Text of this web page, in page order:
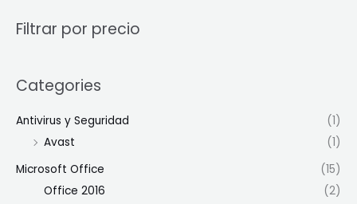
Filtrar por precio
Categories
Antivirus y Seguridad
(1)
Avast
(1)
Microsoft Office
(15)
Office 2016
(2)